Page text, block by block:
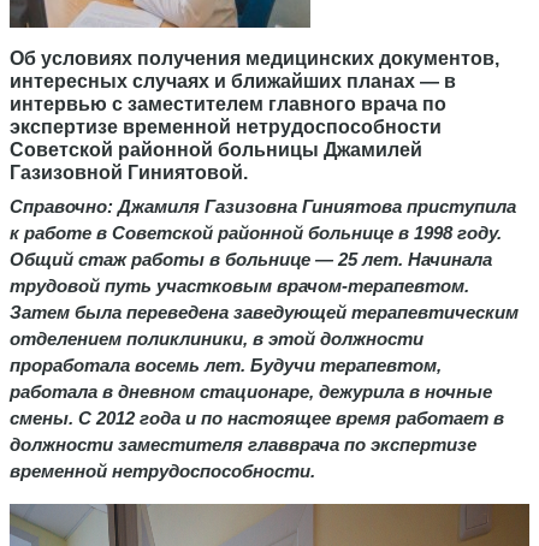
Об условиях получения медицинских документов,
интересных случаях и ближайших планах — в
интервью с заместителем главного врача по
экспертизе временной нетрудоспособности
Советской районной больницы Джамилей
Газизовной Гиниятовой.
Справочно: Джамиля Газизовна Гиниятова приступила
к работе в Советской районной больнице в 1998 году.
Общий стаж работы в больнице — 25 лет. Начинала
трудовой путь участковым врачом-терапевтом.
Затем была переведена заведующей терапевтическим
отделением поликлиники, в этой должности
проработала восемь лет. Будучи терапевтом,
работала в дневном стационаре, дежурила в ночные
смены. С 2012 года и по настоящее время работает в
должности заместителя главврача по экспертизе
временной нетрудоспособности.